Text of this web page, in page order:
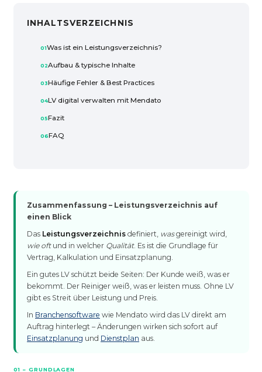
INHALTSVERZEICHNIS
Was ist ein Leistungsverzeichnis?
Aufbau & typische Inhalte
Häufige Fehler & Best Practices
LV digital verwalten mit Mendato
Fazit
FAQ
Zusammenfassung – Leistungsverzeichnis auf
einen Blick
Das Leistungsverzeichnis definiert, wasgereinigt wird,
wie oftund in welcher Qualität. Es ist die Grundlage für
Vertrag, Kalkulation und Einsatzplanung.
Ein gutes LV schützt beide Seiten: Der Kunde weiß, was er
bekommt. Der Reiniger weiß, was er leisten muss. Ohne LV
gibt es Streit über Leistung und Preis.
In Branchensoftware wie Mendato wird das LV direkt am
Auftrag hinterlegt – Änderungen wirken sich sofort auf
Einsatzplanung und Dienstplan aus.
01 – GRUNDLAGEN